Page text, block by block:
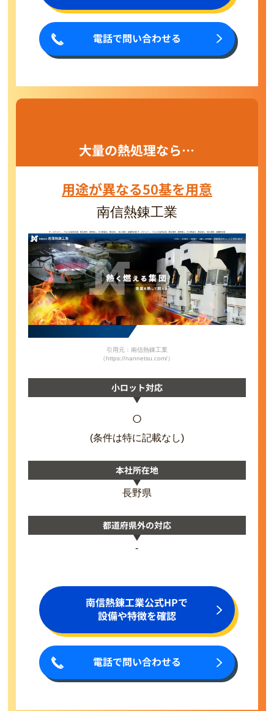
電話で問い合わせる
大量の熱処理なら…
用途が異なる50基を用意
南信熱錬工業
引用元：南信熱錬工業
（https://nannetsu.com/）
小ロット対応
○
(条件は特に記載なし)
本社所在地
長野県
都道府県外の対応
-
南信熱錬工業公式HPで
設備や特徴を確認
電話で問い合わせる